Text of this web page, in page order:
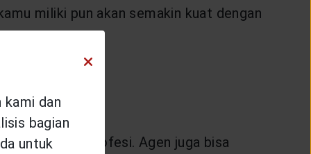
miliki pun akan semakin kuat dengan
maupun profesi. Agen juga bisa
dan
bagian
untuk